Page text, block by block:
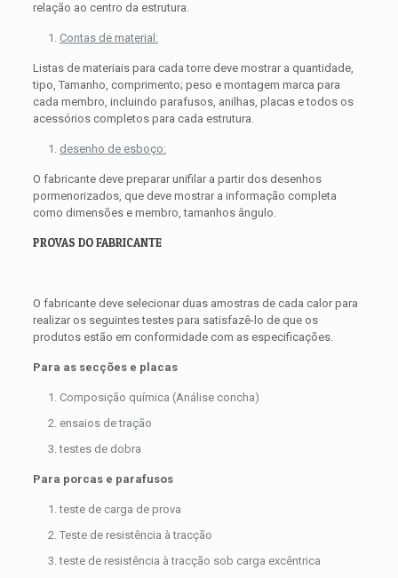
relação ao centro da estrutura.
Contas de material:
Listas de materiais para cada torre deve mostrar a quantidade,
tipo, Tamanho, comprimento; peso e montagem marca para
cada membro, incluindo parafusos, anilhas, placas e todos os
acessórios completos para cada estrutura.
desenho de esboço:
O fabricante deve preparar unifilar a partir dos desenhos
pormenorizados, que deve mostrar a informação completa
como dimensões e membro, tamanhos ângulo.
PROVAS DO FABRICANTE
O fabricante deve selecionar duas amostras de cada calor para
realizar os seguintes testes para satisfazê-lo de que os
produtos estão em conformidade com as especificações.
Para as secções e placas
Composição química (Análise concha)
ensaios de tração
testes de dobra
Para porcas e parafusos
teste de carga de prova
Teste de resistência à tracção
teste de resistência à tracção sob carga excêntrica